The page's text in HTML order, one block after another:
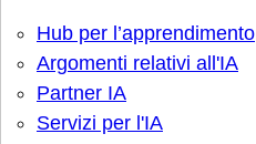
Hub per l’apprendimento
Argomenti relativi all'IA
Partner IA
Servizi per l'IA